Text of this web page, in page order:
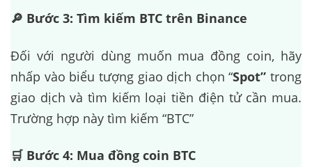
🔎 Bước 3: Tìm kiếm BTC trên Binance
Đối với người dùng muốn mua đồng coin, hãy
nhấp vào biểu tượng giao dịch chọn “Spot” trong
giao dịch và tìm kiếm loại tiền điện tử cần mua.
Trường hợp này tìm kiếm “BTC”
🛒 Bước 4: Mua đồng coin BTC